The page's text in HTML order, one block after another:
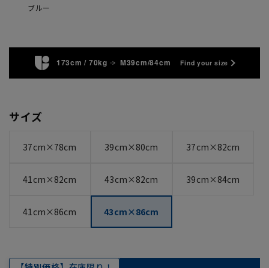
ブルー
173cm / 70kg M39cm/84cm Find your size
サイズ
37cm×78cm 39cm×80cm 37cm×82cm
41cm×82cm 43cm×82cm 39cm×84cm
41cm×86cm 43cm×86cm